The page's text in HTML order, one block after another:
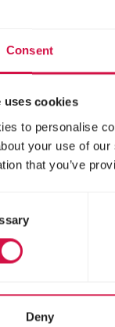
Consent
uses cookies
to personalise
your use of
that you’ve
Deny